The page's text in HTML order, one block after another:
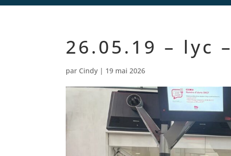
26.05.19 – lyc
par Cindy | 19 mai 2026